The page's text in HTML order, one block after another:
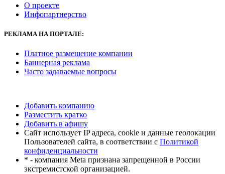
О проекте
Инфопартнерство
РЕКЛАМА НА ПОРТАЛЕ:
Платное размещение компании
Баннерная реклама
Часто задаваемые вопросы
Добавить компанию
Разместить кратко
Добавить в афишу
Сайт использует IP адреса, cookie и данные геолокации
Пользователей сайта, в соответствии с Политикой
конфиденциальности
* - компания Meta признана запрещенной в России
экстремистской организацией.